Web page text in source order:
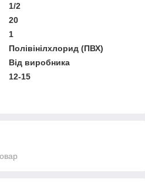
1/2
20
1
Полівінілхлорид (ПВХ)
Від виробника
12-15